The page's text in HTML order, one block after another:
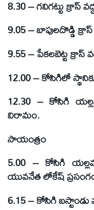
8.30 – గవిగట్టు క్రాస్
9.05 – బాపులదొడ్డి
9.55 – పేకలబెట్ట
12.00 – కోసిగిలో
12.30 – కోసిగి
విరామం.
సాయంత్రం
5.00 – కోసిగి
యువనేత లోకేష్
6.15 – కోసిగి